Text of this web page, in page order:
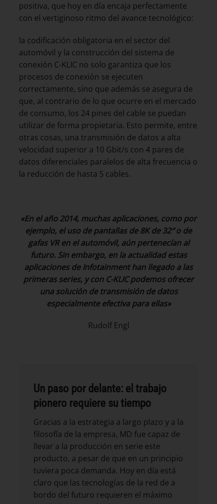
positiva, que hoy en día encaja perfectamente
con el vertiginoso ritmo del avance tecnológico:
la codificación obligatoria en el sector del
automóvil y la construcción del sistema de
conexión C-KLIC no solo garantiza que los
procesos de conexión se ejecuten
correctamente, sino que además se asegura de
que, al contrario de lo que ocurre en el mercado
de consumo, los 24 pines del cable se puedan
utilizar de forma propietaria. Esto permite, entre
otras cosas, una transmisión de datos a alta
velocidad superior a 10 Gbit/s con 4 pares de
datos diferenciales paralelos de alta frecuencia o
la reducción de hasta 5 cables.
«En el año 2014, muchas aplicaciones, como por
ejemplo, el uso de pantallas de 8K de 32″ o de
gafas VR en el automóvil, aún pertenecían al
futuro. Sin embargo, en la actualidad estas
aplicaciones de Infotainment han llegado a las
primeras series, y con C-KLIC podemos ofrecer
una solución de transmisión de datos
especialmente efectiva para ellas»
Rudolf Engl
Un paso por delante: el trabajo
pionero requiere su tiempo
Gracias a la estrategia a largo plazo y a la
filosofía de la empresa, MD fue capaz de
llevar a la producción en serie este
producto, a pesar de que en un principio
tuviera poca demanda. Hoy en día está
claro que las tecnologías de la red de a
bordo del futuro requieren el máximo